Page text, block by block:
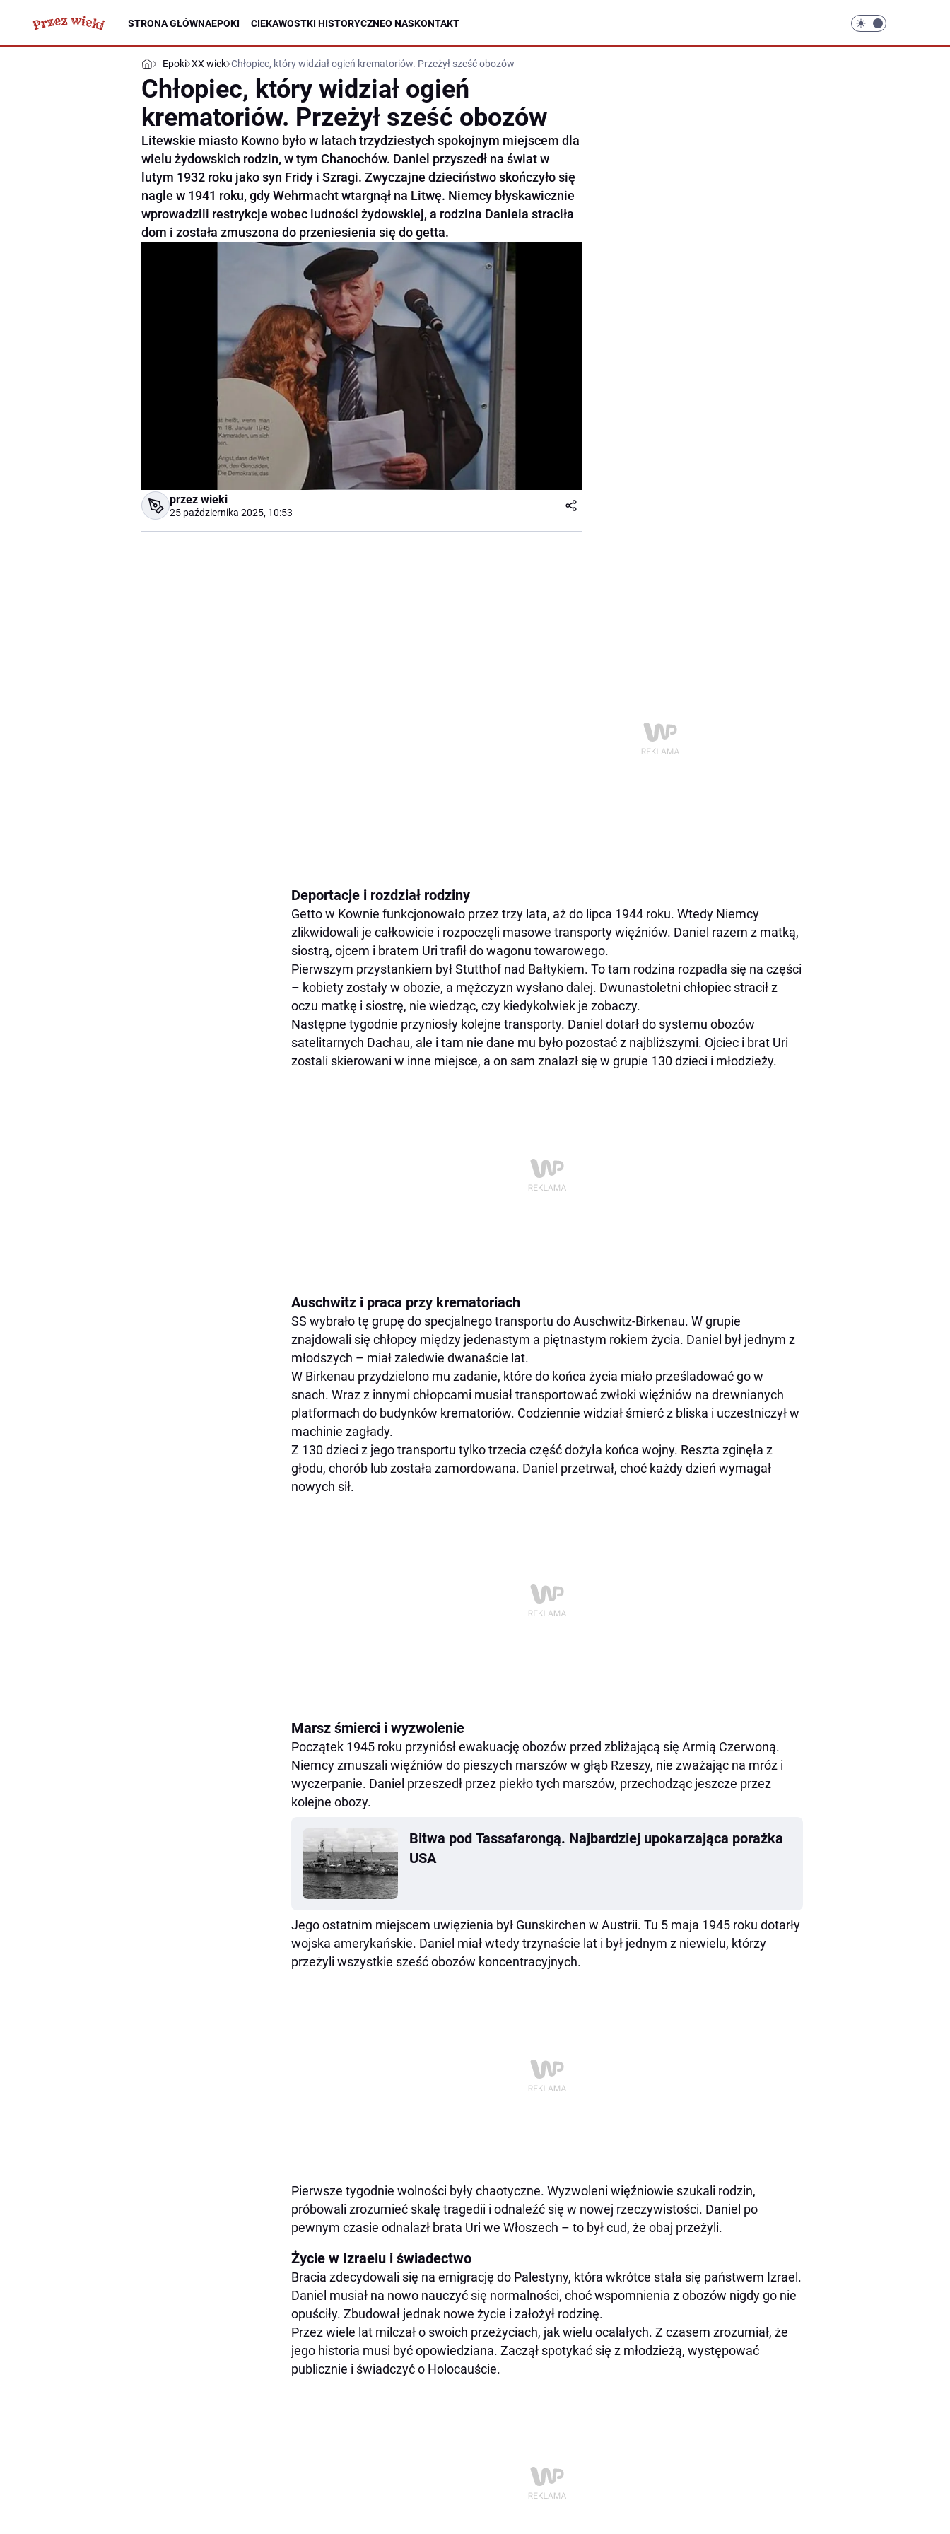
STRONA GŁÓWNAEPOKI CIEKAWOSTKI HISTORYCZNEO NASKONTAKT
Epoki XX wiek Chłopiec, który widział ogień krematoriów. Przeżył sześć obozów
Chłopiec, który widział ogień
krematoriów. Przeżył sześć obozów
Litewskie miasto Kowno było w latach trzydziestych spokojnym miejscem dla
wielu żydowskich rodzin, w tym Chanochów. Daniel przyszedł na świat w
lutym 1932 roku jako syn Fridy i Szragi. Zwyczajne dzieciństwo skończyło się
nagle w 1941 roku, gdy Wehrmacht wtargnął na Litwę. Niemcy błyskawicznie
wprowadzili restrykcje wobec ludności żydowskiej, a rodzina Daniela straciła
dom i została zmuszona do przeniesienia się do getta.
przez wieki
25 października 2025, 10:53
Deportacje i rozdział rodziny
Getto w Kownie funkcjonowało przez trzy lata, aż do lipca 1944 roku. Wtedy Niemcy
zlikwidowali je całkowicie i rozpoczęli masowe transporty więźniów. Daniel razem z matką,
siostrą, ojcem i bratem Uri trafił do wagonu towarowego.
Pierwszym przystankiem był Stutthof nad Bałtykiem. To tam rodzina rozpadła się na części
– kobiety zostały w obozie, a mężczyzn wysłano dalej. Dwunastoletni chłopiec stracił z
oczu matkę i siostrę, nie wiedząc, czy kiedykolwiek je zobaczy.
Następne tygodnie przyniosły kolejne transporty. Daniel dotarł do systemu obozów
satelitarnych Dachau, ale i tam nie dane mu było pozostać z najbliższymi. Ojciec i brat Uri
zostali skierowani w inne miejsce, a on sam znalazł się w grupie 130 dzieci i młodzieży.
Auschwitz i praca przy krematoriach
SS wybrało tę grupę do specjalnego transportu do Auschwitz-Birkenau. W grupie
znajdowali się chłopcy między jedenastym a piętnastym rokiem życia. Daniel był jednym z
młodszych – miał zaledwie dwanaście lat.
W Birkenau przydzielono mu zadanie, które do końca życia miało prześladować go w
snach. Wraz z innymi chłopcami musiał transportować zwłoki więźniów na drewnianych
platformach do budynków krematoriów. Codziennie widział śmierć z bliska i uczestniczył w
machinie zagłady.
Z 130 dzieci z jego transportu tylko trzecia część dożyła końca wojny. Reszta zginęła z
głodu, chorób lub została zamordowana. Daniel przetrwał, choć każdy dzień wymagał
nowych sił.
Marsz śmierci i wyzwolenie
Początek 1945 roku przyniósł ewakuację obozów przed zbliżającą się Armią Czerwoną.
Niemcy zmuszali więźniów do pieszych marszów w głąb Rzeszy, nie zważając na mróz i
wyczerpanie. Daniel przeszedł przez piekło tych marszów, przechodząc jeszcze przez
kolejne obozy.
Bitwa pod Tassafarongą. Najbardziej upokarzająca porażka
USA
Jego ostatnim miejscem uwięzienia był Gunskirchen w Austrii. Tu 5 maja 1945 roku dotarły
wojska amerykańskie. Daniel miał wtedy trzynaście lat i był jednym z niewielu, którzy
przeżyli wszystkie sześć obozów koncentracyjnych.
Pierwsze tygodnie wolności były chaotyczne. Wyzwoleni więźniowie szukali rodzin,
próbowali zrozumieć skalę tragedii i odnaleźć się w nowej rzeczywistości. Daniel po
pewnym czasie odnalazł brata Uri we Włoszech – to był cud, że obaj przeżyli.
Życie w Izraelu i świadectwo
Bracia zdecydowali się na emigrację do Palestyny, która wkrótce stała się państwem Izrael.
Daniel musiał na nowo nauczyć się normalności, choć wspomnienia z obozów nigdy go nie
opuściły. Zbudował jednak nowe życie i założył rodzinę.
Przez wiele lat milczał o swoich przeżyciach, jak wielu ocalałych. Z czasem zrozumiał, że
jego historia musi być opowiedziana. Zaczął spotykać się z młodzieżą, występować
publicznie i świadczyć o Holocauście.